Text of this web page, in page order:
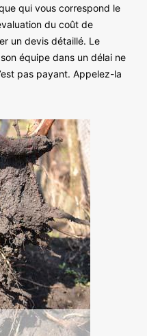
qui vous correspond le
du coût de
un devis détaillé. Le
équipe dans un délai ne
pas payant. Appelez-la